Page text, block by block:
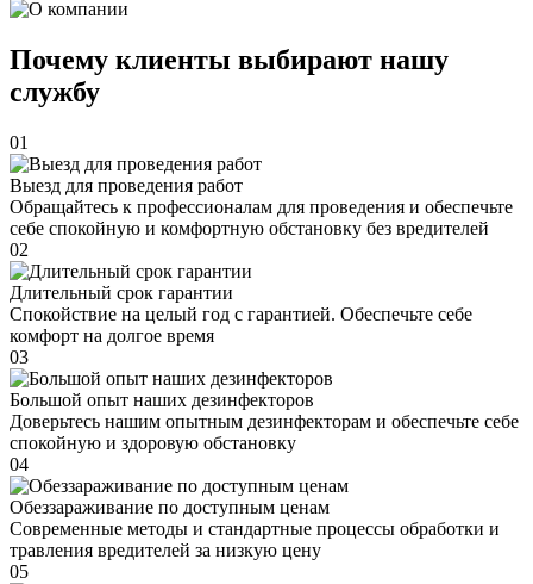
Почему клиенты выбирают нашу
службу
01
Выезд для проведения работ
Обращайтесь к профессионалам для проведения и обеспечьте
себе спокойную и комфортную обстановку без вредителей
02
Длительный срок гарантии
Спокойствие на целый год с гарантией. Обеспечьте себе
комфорт на долгое время
03
Большой опыт наших дезинфекторов
Доверьтесь нашим опытным дезинфекторам и обеспечьте себе
спокойную и здоровую обстановку
04
Обеззараживание по доступным ценам
Современные методы и стандартные процессы обработки и
травления вредителей за низкую цену
05